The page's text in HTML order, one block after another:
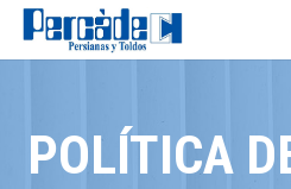
POLÍTICA